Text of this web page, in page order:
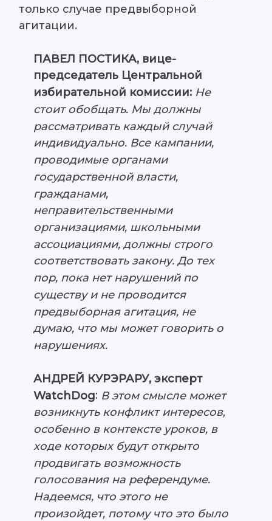
только случае предвыборной
агитации.
ПАВЕЛ ПОСТИКА, вице-
председатель Центральной
избирательной комиссии: Не
стоит обобщать. Мы должны
рассматривать каждый случай
индивидуально. Все кампании,
проводимые органами
государственной власти,
гражданами,
неправительственными
организациями, школьными
ассоциациями, должны строго
соответствовать закону. До тех
пор, пока нет нарушений по
существу и не проводится
предвыборная агитация, не
думаю, что мы может говорить о
нарушениях.
АНДРЕЙ КУРЭРАРУ, эксперт
WatchDog: В этом смысле может
возникнуть конфликт интересов,
особенно в контексте уроков, в
ходе которых будут открыто
продвигать возможность
голосования на референдуме.
Надеемся, что этого не
произойдет, потому что это было